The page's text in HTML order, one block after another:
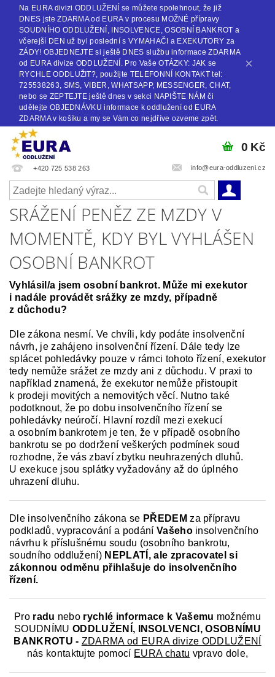
Na EURA divizi ODDLUŽENÍ se můžete spolehnout, že již
DNES jste ZDARMA od EURA v procesu MOŽNÉ přípravy
SOUDNÍHO ODDLUŽENÍ, INSOLVENCE, OSOBNÍ BANKROT a
včerejší DEN už byl poslední s VYMAHAČI a EXEKUTORY za
ZÁDY! OBJEDNEJTE si ještě DNES službu informace ZDARMA
od EURA divize ODDLUŽENÍ. Pro Vaše OTÁZKY: JAK se
RYCHLE ODDLUŽIT?, použijte TELEFONNÍ KONTAKT tel:
725538263, SMS, VIBER, WHATSAPP, MESSENGER, CHAT,
nebo se ZEPTEJTE ještě dnes v sekci NAPIŠTE NÁM či
udělejte OBJEDNÁVKU informace k oddlužení od EURA
ZDARMA v košíku a my se Vám co nejdříve ozveme zpět.
+420 725 538 263 info@eura-oddluzeni.cz
0 Kč
SRÁŽENÍ PENĚZ ZE MZDY V
MOMENTĚ, KDY BYL VYHLÁŠEN
OSOBNÍ BANKROT
Vyhlásil/a jsem osobní bankrot. Může mi exekutor
i nadále provádět srážky ze mzdy, případně
z důchodu?
Dle zákona nesmí. Ve chvíli, kdy podáte insolvenční
návrh, je zahájeno insolvenční řízení. Dále tedy lze
splácet pohledávky pouze v rámci tohoto řízení, exekutor
tedy nemůže srážet ze mzdy ani z důchodu. V praxi to
například znamená, že exekutor nemůže přistoupit
k prodeji movitých a nemovitých věcí. Nutno také
podotknout, že po dobu insolvenčního řízení se
pohledávky neúročí. Hlavní rozdíl mezi exekucí
a osobním bankrotem je ten, že v případě osobního
bankrotu se po dodržení veškerých podmínek soud
rozhodne, že vás zbaví zbytku neuhrazených dluhů.
U exekuce jsou splátky vyžadovány až do úplného
uhrazení dluhu.
Dle insolvenčního zákona se PŘEDEMza přípravu
podkladů, vypracování a podání Vašeho insolvenčního
návrhu k příslušnému soudu (osobního bankrotu,
soudního oddlužení) NEPLATÍ,ale zpracovatel si
zákonnou odměnu přihlašuje do insolvenčního
řízení.
Pro radu nebo rychlé informace k Vašemu možnému
SOUDNÍMU ODDLUŽENÍ, INSOLVENCI, OSOBNÍMU
BANKROTU - ZDARMA od EURA divize ODDLUŽENÍ
nás kontaktujte pomocí EURA chatu vpravo dole,